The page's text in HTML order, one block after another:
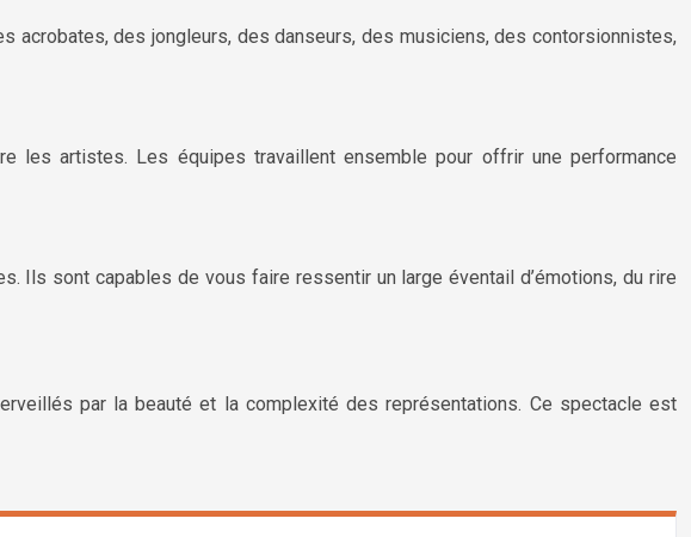
des jongleurs, des danseurs, des musiciens, des contorsionnistes,
les artistes. Les équipes travaillent ensemble pour offrir une performance
Ils sont capables de vous faire ressentir un large éventail d’émotions, du rire
par la beauté et la complexité des représentations. Ce spectacle est